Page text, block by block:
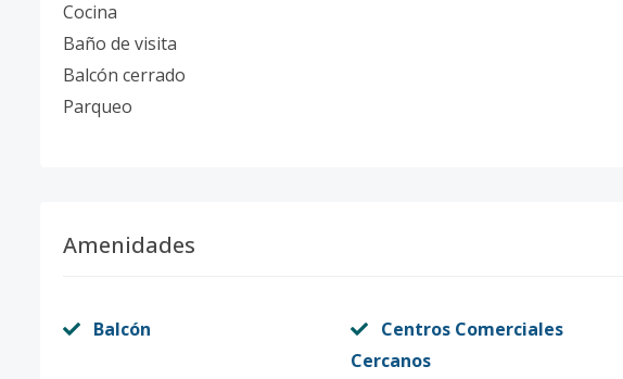
Cocina
Baño de visita
Balcón cerrado
Parqueo
Amenidades
Balcón
Centros Comerciales
Cercanos